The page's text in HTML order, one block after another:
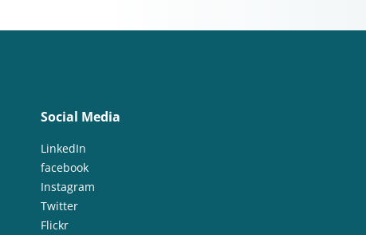
Social Media
LinkedIn
facebook
Instagram
Twitter
Flickr